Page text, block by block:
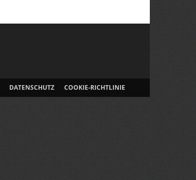
DATENSCHUTZ COOKIE-RICHTLINIE